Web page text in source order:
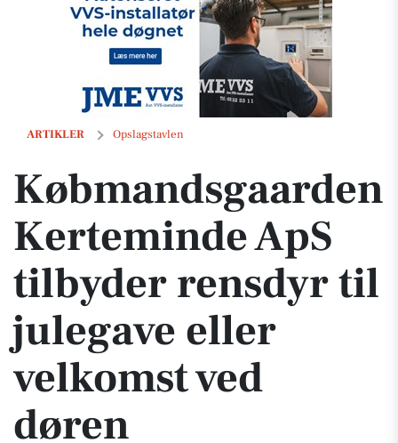
ARTIKLER Opslagstavlen
Købmandsgaarden Kerteminde ApS tilbyder rensdyr til julegave eller
Købmandsgaarden
Kerteminde ApS
tilbyder rensdyr til
julegave eller
velkomst ved
døren